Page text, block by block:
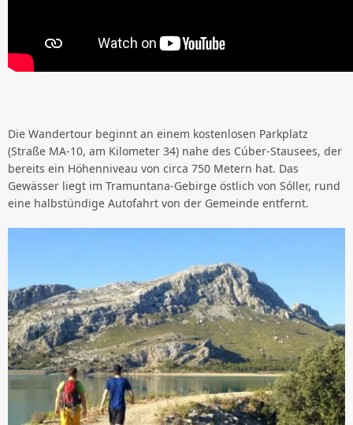
Die Wandertour beginnt an einem kostenlosen Parkplatz
(Straße MA-10, am Kilometer 34) nahe des Cúber-Stausees, der
bereits ein Höhenniveau von circa 750 Metern hat. Das
Gewässer liegt im Tramuntana-Gebirge östlich von Sóller, rund
eine halbstündige Autofahrt von der Gemeinde entfernt.